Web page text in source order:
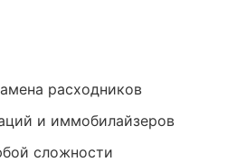
расходников
и иммобилайзеров
сложности